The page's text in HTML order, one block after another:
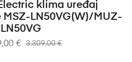
U KOŠARICU
klima uređaj
LN50VG(W)/MUZ-
LN50VG
3.309,00€
€